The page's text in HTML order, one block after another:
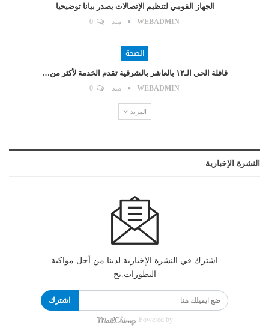
الجهاز القومي لتنظيم الإتصالات يصدر بيانا توضيحيا
WEBADMIN منذ
الصحة
قافلة الحي الـ١٢ بالعاشر بالشرقية تقدم الخدمة لأكثر من…
WEBADMIN منذ
المزيد
النشرة الإخبارية
اشترك في النشرة الإخبارية لدينا من أجل مواكبة
التطورات.نخ
اشترك
Powered by